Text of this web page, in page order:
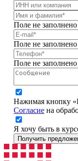
Поле не заполнено
Поле не заполнено
Поле не заполнено
Нажимая кнопку
Согласие на
Я хочу быть в
Получить